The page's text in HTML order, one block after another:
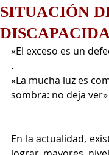
SITUACIÓN
«El exceso es un
.
«La mucha luz es
sombra: no deja ver»
En la actualidad,